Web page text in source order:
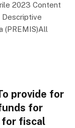
2023 Content
Descriptive
(PREMIS)All
provide for
for
for fiscal